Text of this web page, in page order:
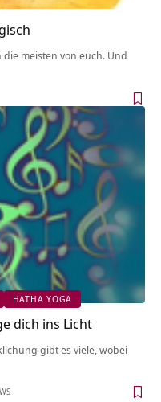
meisten von euch. Und
HATHA YOGA
dich ins Licht
gibt es viele, wobei